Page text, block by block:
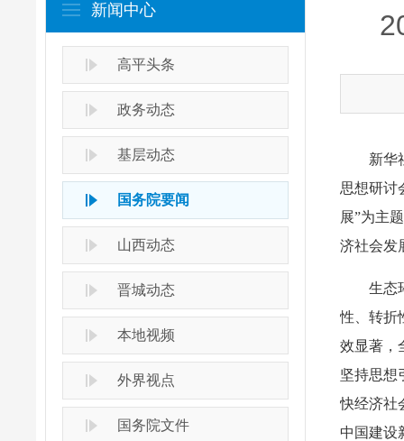
新闻中心
高平头条
政务动态
基层动态
国务院要闻
山西动态
晋城动态
本地视频
外界视点
国务院文件
新华
思想研讨
展”为主
济社会发
生态
性、转折
效显著，
坚持思想
快经济社
中国建设